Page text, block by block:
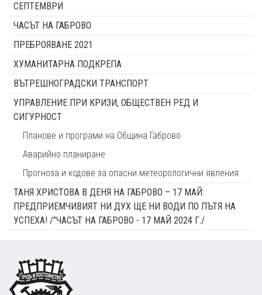
СЕПТЕМВРИ
ЧАСЪТ НА ГАБРОВО
ПРЕБРОЯВАНЕ 2021
ХУМАНИТАРНА ПОДКРЕПА
ВЪТРЕШНОГРАДСКИ ТРАНСПОРТ
УПРАВЛЕНИЕ ПРИ КРИЗИ, ОБЩЕСТВЕН РЕД И
СИГУРНОСТ
Планове и програми на Община Габрово
Аварийно планиране
Прогноза и кодове за опасни метеорологични явления
ТАНЯ ХРИСТОВА В ДЕНЯ НА ГАБРОВО – 17 МАЙ:
ПРЕДПРИЕМЧИВИЯТ НИ ДУХ ЩЕ НИ ВОДИ ПО ПЪТЯ НА
УСПЕХА! /"ЧАСЪТ НА ГАБРОВО - 17 МАЙ 2024 Г./
Footer